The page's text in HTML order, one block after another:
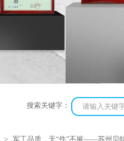
搜索关键字：
> 军工品质，无“件”不摧——苏州贝